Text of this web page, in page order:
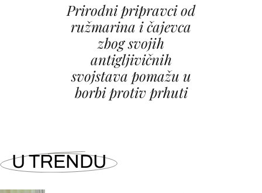
Prirodni pripravci od
ružmarina i čajevca
zbog svojih
antigljivičnih
svojstava pomažu u
borbi protiv prhuti
U TRENDU